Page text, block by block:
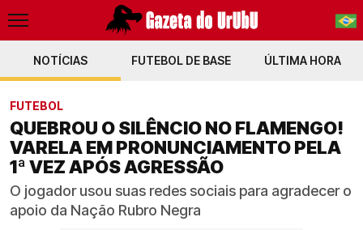
PT-BR
NOTÍCIAS FUTEBOL DE BASE ÚLTIMA HORA
FUTEBOL
QUEBROU O SILÊNCIO NO FLAMENGO!
VARELA EM PRONUNCIAMENTO PELA
1ª VEZ APÓS AGRESSÃO
O jogador usou suas redes sociais para agradecer o
apoio da Nação Rubro Negra